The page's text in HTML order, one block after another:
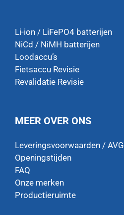
Li-ion / LiFePO4 batterijen
NiCd / NiMH batterijen
Loodaccu’s
Fietsaccu Revisie
Revalidatie Revisie
MEER OVER ONS
Leveringsvoorwaarden / AVG
Openingstijden
FAQ
Onze merken
Productieruimte